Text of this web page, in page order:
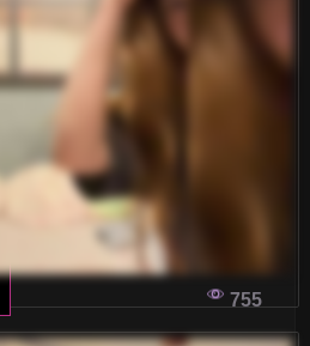
i dyskretnie.
DOROSŁYCH:
MA ZNACZENIE
i komfortu podczas
czatu dla dorosłych
rozrywkę, ale i
To idealne miejsce,
ludzi i wymienić się 755